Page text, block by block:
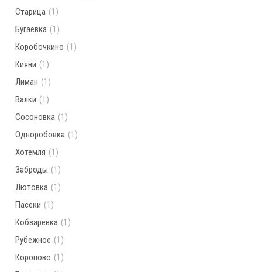
Старица (1)
Бугаевка (1)
Коробочкино (1)
Кияни (1)
Лиман (1)
Валки (1)
Сосоновка (1)
Одноробовка (1)
Хотемля (1)
Заброды (1)
Лютовка (1)
Пасеки (1)
Кобзаревка (1)
Рубежное (1)
Коропово (1)